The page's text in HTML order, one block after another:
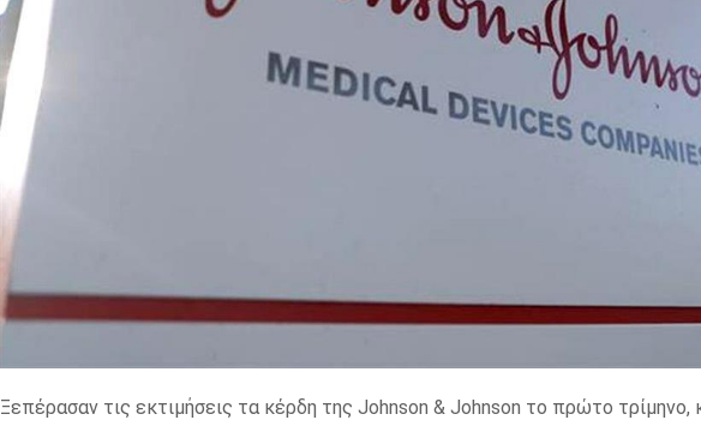
Ξεπέρασαν τις εκτιμήσεις τα κέρδη της Johnson & Johnson το πρώτο